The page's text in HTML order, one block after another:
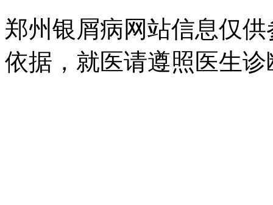
郑州银屑病网站信息仅
依据，就医请遵照医生诊